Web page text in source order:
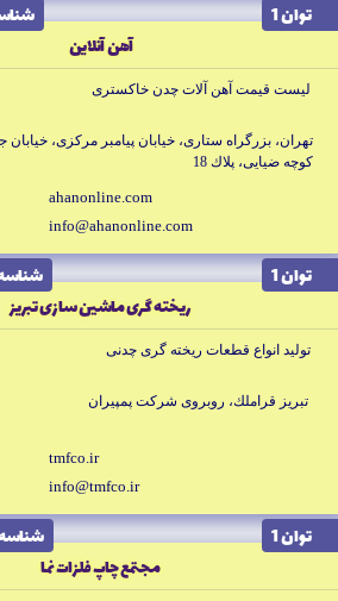
توان 1
شناسه
آهن آنلاين
ليست قيمت آهن آلات چدن خاكسترى
تهران، بزرگراه ستارى، خيابان پيامبر مركزى، خيابان
كوچه ضيايى، پلاك 18
ahanonline.com
info@ahanonline.com
توان 1
شناسه
ريخته گرى ماشين سازى تبريز
توليد انواع قطعات ريخته گرى چدنى
تبريز قراملك، روبروى شركت پمپيران
tmfco.ir
info@tmfco.ir
توان 1
شناسه
مجتمع چاپ فلزات نما